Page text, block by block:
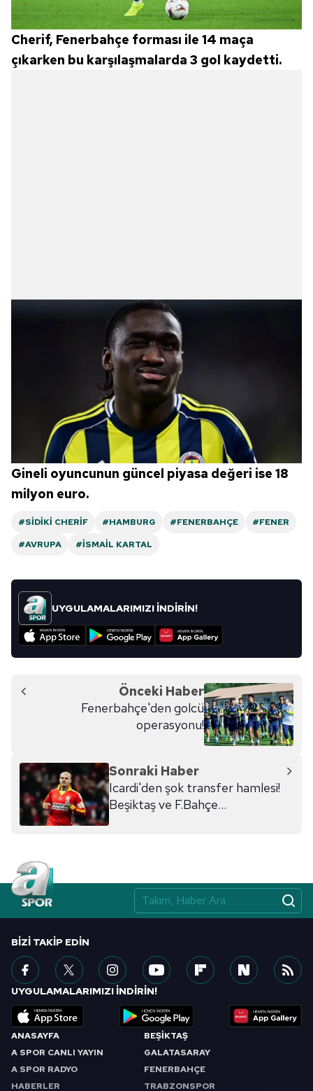
Cherif, Fenerbahçe forması ile 14 maça
çıkarken bu karşılaşmalarda 3 gol kaydetti.
Gineli oyuncunun güncel piyasa değeri ise 18
milyon euro.
#SIDIKI CHERIF #HAMBURG #FENERBAHÇE
#FENER
#AVRUPA
#İSMAIL KARTAL
UYGULAMALARIMIZI İNDİRİN!
Önceki Haber
Fenerbahçe'den golcü
operasyonu!
Sonraki Haber
Icardi'den şok transfer hamlesi!
Beşiktaş ve F.Bahçe...
ANASAYFA
A SPOR CANLI YAYIN
A SPOR RADYO
HABERLER
BEŞİKTAŞ
GALATASARAY
FENERBAHÇE
TRABZONSPOR
BIZI TAKIP EDIN
UYGULAMALARIMIZI İNDİRİN!